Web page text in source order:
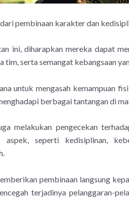
pembinaan karakter dan
ini, diharapkan mereka dapat
serta semangat kebangsaan
untuk mengasah kemampuan
berbagai tantangan di
melakukan pengecekan
seperti kedisiplinan,
pembinaan langsung
terjadinya pelanggaran-